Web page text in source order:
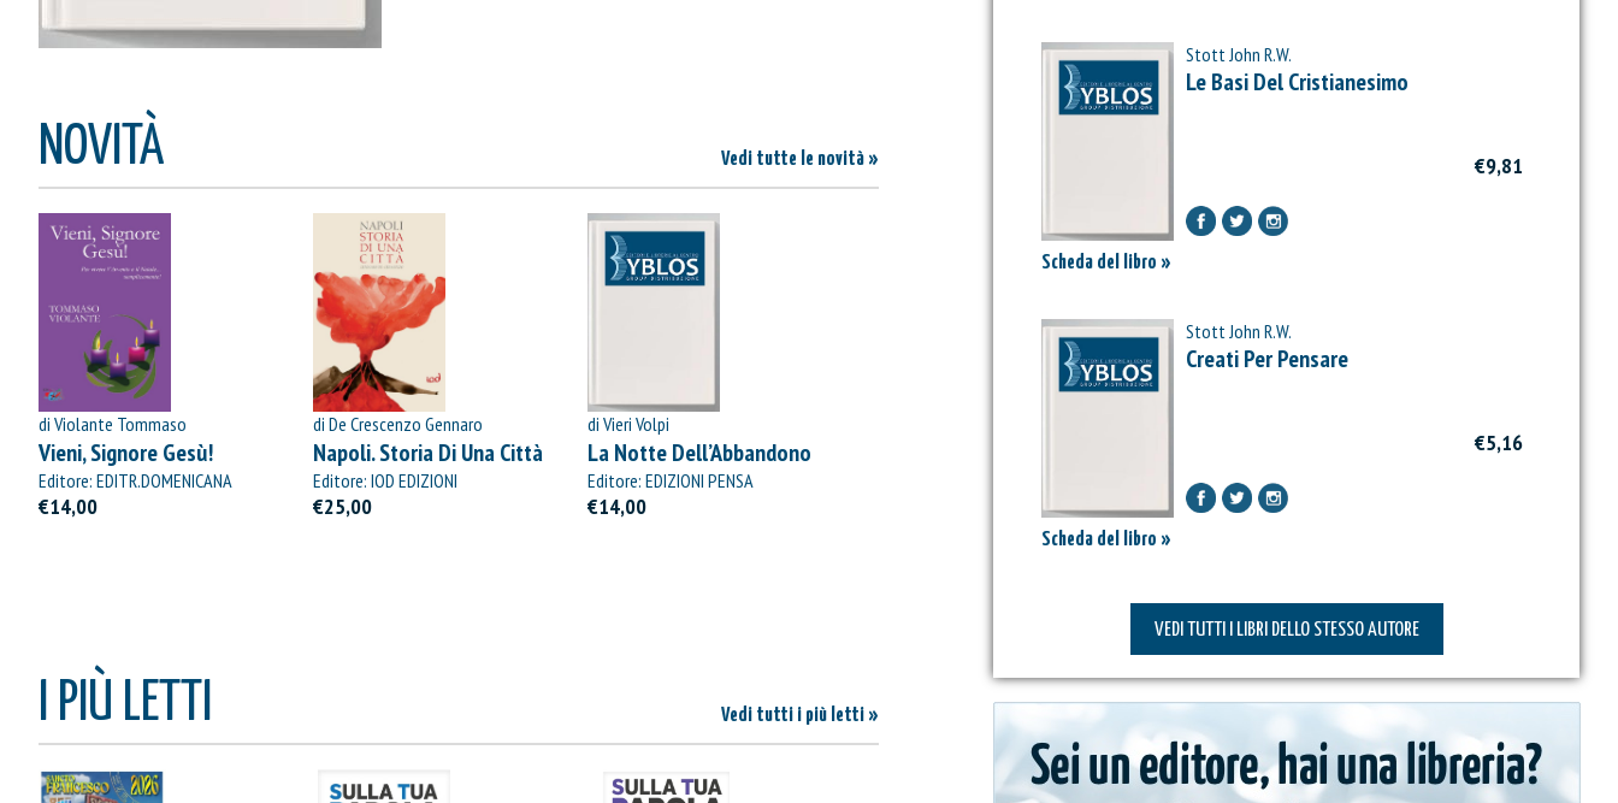
NOVITÀ Vedi tutte le novità »
di Violante Tommaso
Vieni, Signore Gesù!
Editore: EDITR.DOMENICANA
ITALIANA
€14,00
di De Crescenzo Gennaro
Napoli. Storia Di Una Città
Editore: IOD EDIZIONI
€25,00
di Vieri Volpi
La Notte Dell’Abbandono
Editore: EDIZIONI PENSA
MULTIMEDIA
€14,00
I PIÙ LETTI Vedi tutti i più letti »
Scheda del libro »
Stott John R.W.
Le Basi Del Cristianesimo
€9,81
Scheda del libro »
Stott John R.W.
Creati Per Pensare
€5,16
VEDI TUTTI I LIBRI DELLO STESSO AUTORE